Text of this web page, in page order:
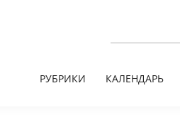
РУБРИКИ КАЛЕНДАРЬ